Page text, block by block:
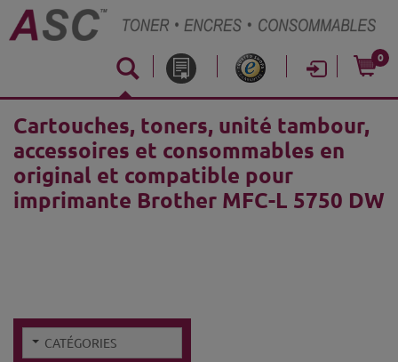
0
Cartouches, toners, unité tambour,
accessoires et consommables en
original et compatible pour
imprimante Brother MFC-L 5750 DW
CATÉGORIES